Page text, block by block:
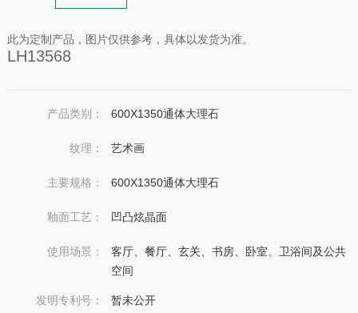
此为定制产品，图片仅供参考，具体以发货为准。
LH13568
产品类别： 600X1350通体大理石
纹理： 艺术画
主要规格： 600X1350通体大理石
釉面工艺： 凹凸炫晶面
使用场景：
客厅、餐厅、玄关、书房、卧室、卫浴间及公共
空间
发明专利号： 暂未公开